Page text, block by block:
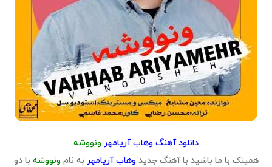
دانلود آهنگ وهاب آریامهر ونووشه
همینک با ما باشید با آهنگ جدیدوهاب آریامهر به نامونووشه با دو